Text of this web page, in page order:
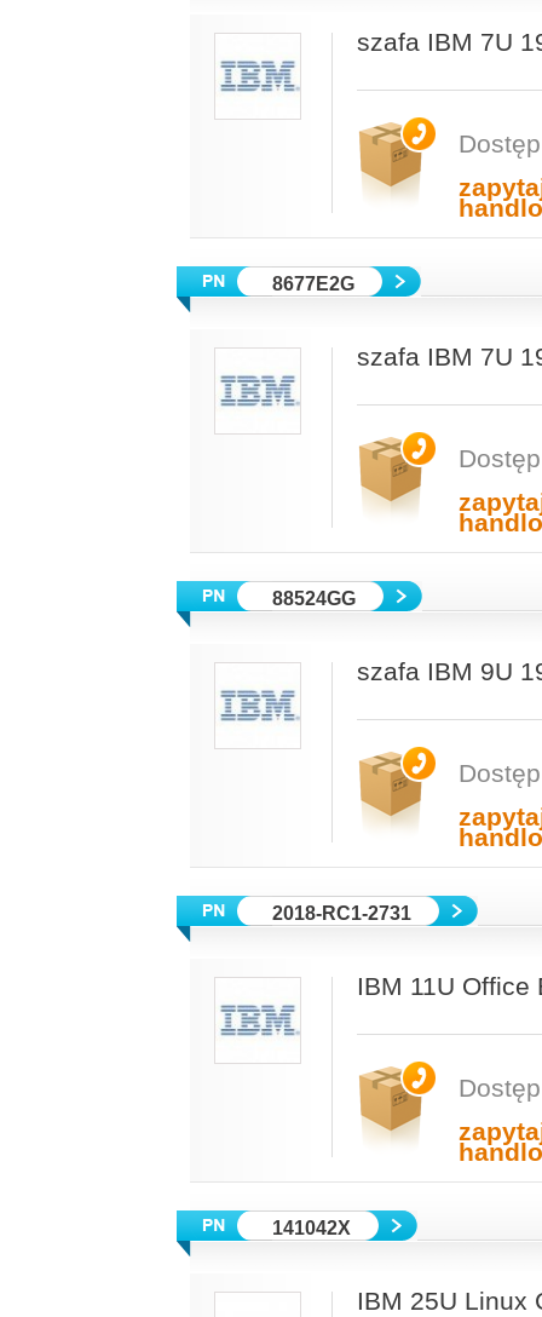
szafa IBM 7U
8677E2G
szafa IBM 7U
88524GG
szafa IBM 9U
2018-RC1-2731
IBM 11U Office
141042X
IBM 25U Linux